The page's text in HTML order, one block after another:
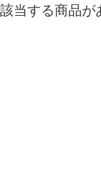
該当する商品が